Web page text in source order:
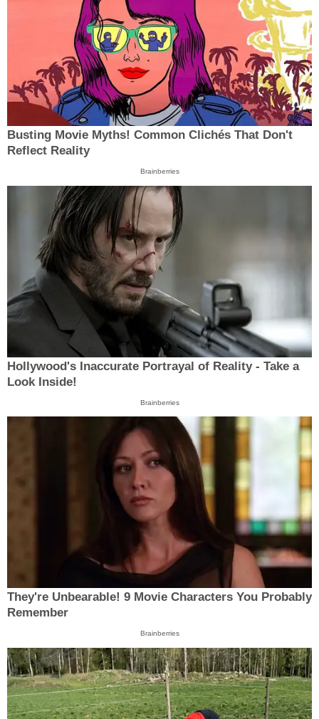
Busting Movie Myths! Common Clichés That Don't
Reflect Reality
Brainberries
Hollywood's Inaccurate Portrayal of Reality - Take a
Look Inside!
Brainberries
They're Unbearable! 9 Movie Characters You Probably
Remember
Brainberries